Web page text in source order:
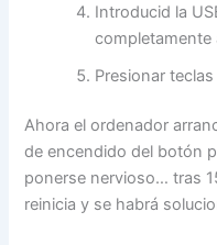
Introducid la
completamente
Presionar
Ahora el ordenador
de encendido del botón
ponerse nervioso… tras
reinicia y se habrá